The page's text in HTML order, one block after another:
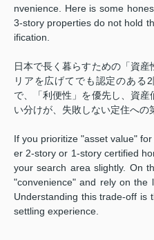
nvenience. Here is some
3-story properties do not hold
ification.
日本で長く暮らすための「資
リアを広げてでも認定のある
で、「利便性」を優先し、資
い分けが、失敗しない定住への
If you prioritize "asset value"
er 2-story or 1-story certified
your search area slightly. On
"convenience" and rely on the
Understanding this trade-off is
settling experience.